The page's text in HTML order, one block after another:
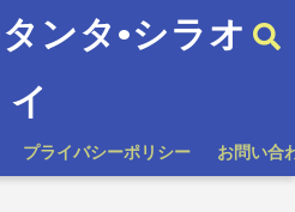
ンタ•シラオ
イ
プライバシーポリシー お問い合